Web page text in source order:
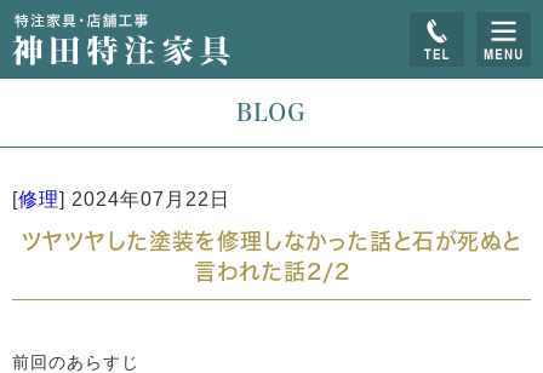
BLOG
[修理] 2024年07月22日
ツヤツヤした塗装を修理しなかった話と石が死ぬと
言われた話2/2
前回のあらすじ